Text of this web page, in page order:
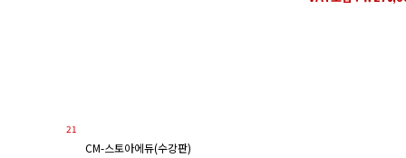
21
CM-스토아에듀(수강판)